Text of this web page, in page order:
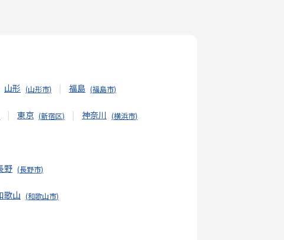
山形 山形市 福島 福島市
東京 新宿区 神奈川 横浜市
野 長野市
歌山 和歌山市